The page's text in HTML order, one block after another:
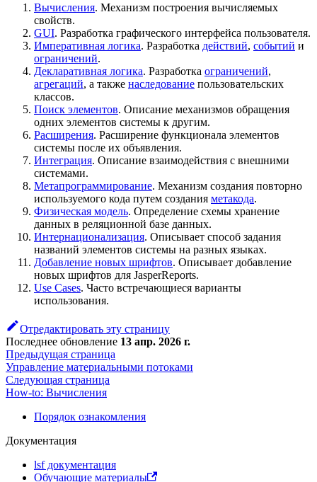
Вычисления. Механизм построения вычисляемых
свойств.
GUI. Разработка графического интерфейса пользователя.
Императивная логика. Разработка действий, событий и
ограничений.
Декларативная логика. Разработка ограничений,
агрегаций, а также наследование пользовательских
классов.
Поиск элементов. Описание механизмов обращения
одних элементов системы к другим.
Расширения. Расширение функционала элементов
системы после их объявления.
Интеграция. Описание взаимодействия с внешними
системами.
Метапрограммирование. Механизм создания повторно
используемого кода путем создания метакода.
Физическая модель. Определение схемы хранение
данных в реляционной базе данных.
Интернационализация. Описывает способ задания
названий элементов системы на разных языках.
Добавление новых шрифтов. Описывает добавление
новых шрифтов для JasperReports.
Use Cases. Часто встречающиеся варианты
использования.
Отредактировать эту страницу
Последнее обновление 13 апр. 2026 г.
Предыдущая страница
Управление материальными потоками
Следующая страница
How-to: Вычисления
Порядок ознакомления
Документация
lsf документация
Обучающие материалы